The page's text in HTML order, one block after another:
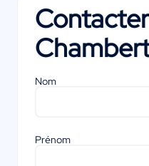
Nom
Prénom